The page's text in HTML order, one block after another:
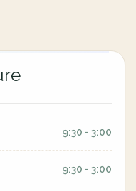
9:30 - 3:00
9:30 - 3:00